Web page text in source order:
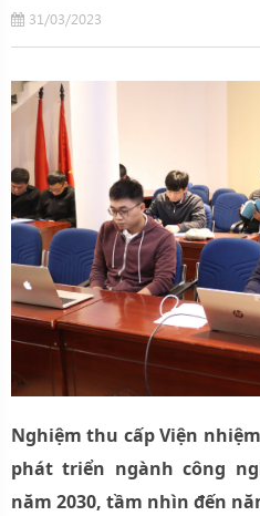
31/03/2023
Nghiệm thu cấp Viện
phát triển ngành công
năm 2030, tầm nhìn đến